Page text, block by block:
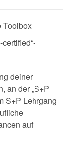
Toolbox
deiner
an der „S+P
S+P Lehrgang
auf